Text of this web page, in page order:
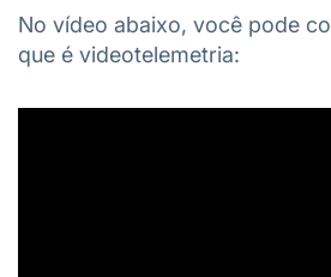
No vídeo abaixo, você pode
que é videotelemetria: